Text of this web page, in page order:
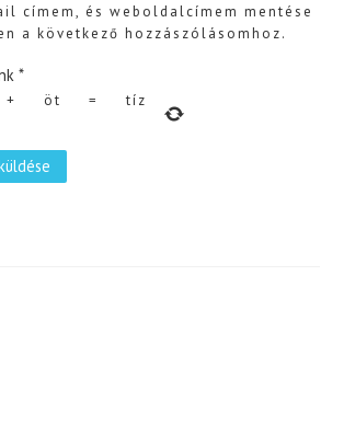
címem, és weboldalcímem mentése
a következő hozzászólásomhoz.
*
+ öt = tíz